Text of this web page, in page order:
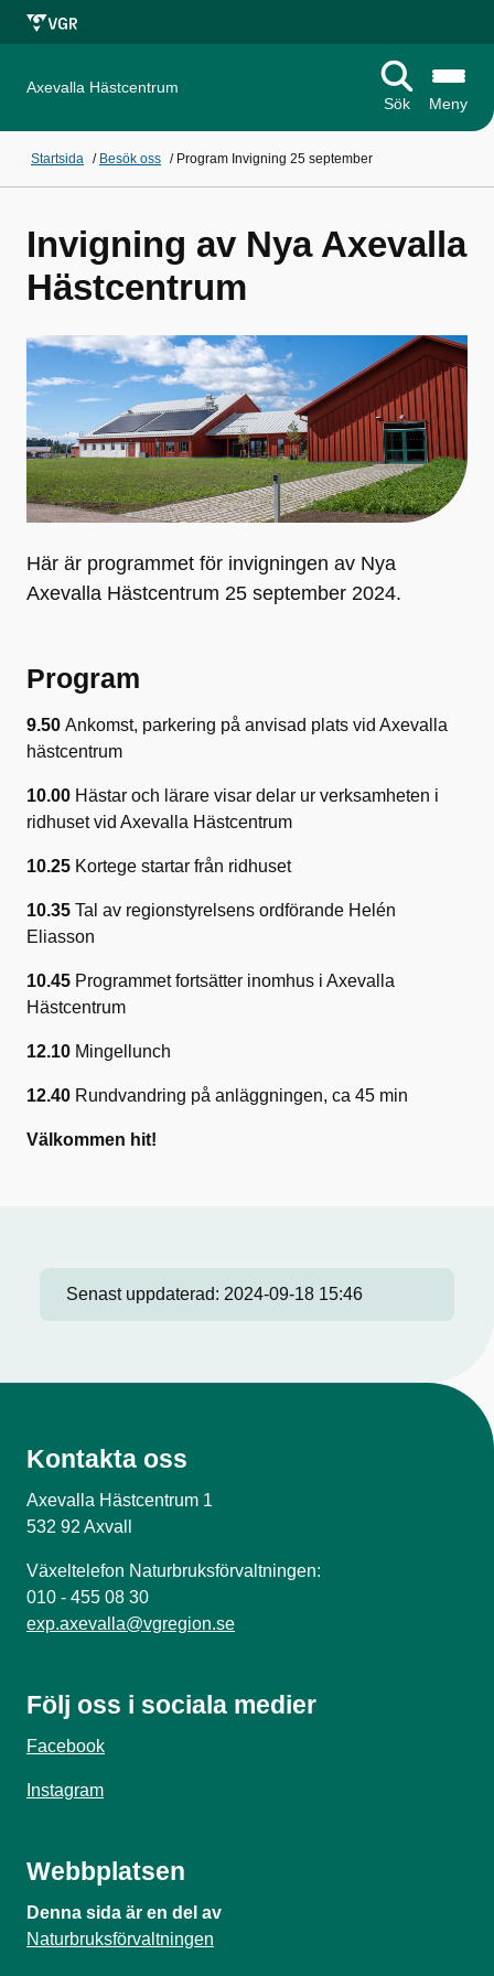
Axevalla Hästcentrum
Sök
Meny
Startsida / Besök oss / Program Invigning 25 september
Invigning av Nya Axevalla
Hästcentrum
Här är programmet för invigningen av Nya
Axevalla Hästcentrum 25 september 2024.
Program
9.50 Ankomst, parkering på anvisad plats vid Axevalla
hästcentrum
10.00 Hästar och lärare visar delar ur verksamheten i
ridhuset vid Axevalla Hästcentrum
10.25 Kortege startar från ridhuset
10.35 Tal av regionstyrelsens ordförande Helén
Eliasson
10.45 Programmet fortsätter inomhus i Axevalla
Hästcentrum
12.10 Mingellunch
12.40 Rundvandring på anläggningen, ca 45 min
Välkommen hit!
Senast uppdaterad: 2024-09-18 15:46
Kontakta oss
Axevalla Hästcentrum 1
532 92 Axvall
Växeltelefon Naturbruksförvaltningen:
010 - 455 08 30
exp.axevalla@vgregion.se
Följ oss i sociala medier
Facebook
Instagram
Webbplatsen
Denna sida är en del av
Naturbruksförvaltningen